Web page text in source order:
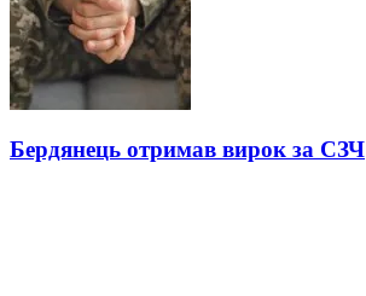
Бердянець отримав вирок за СЗЧ